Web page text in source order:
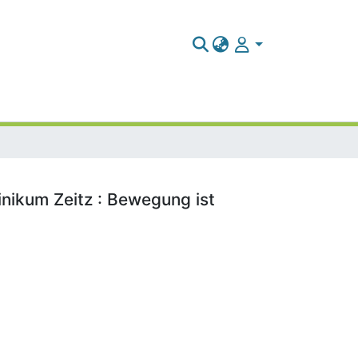
Zeitz : Bewegung ist